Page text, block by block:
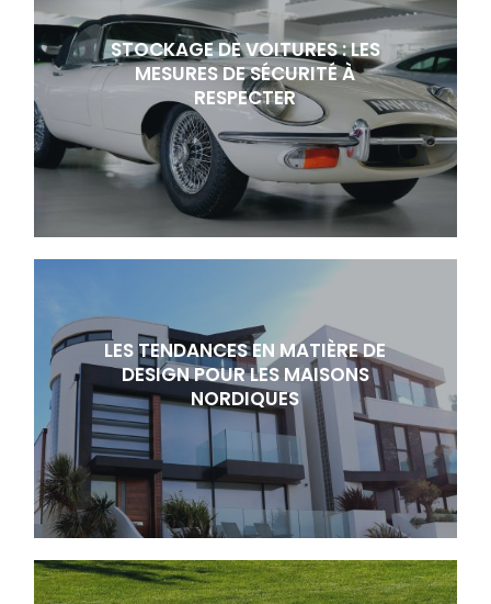
STOCKAGE DE VOITURES : LES
MESURES DE SÉCURITÉ À
RESPECTER
LES TENDANCES EN MATIÈRE DE
DESIGN POUR LES MAISONS
NORDIQUES